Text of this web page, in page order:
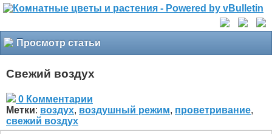
Просмотр статьи
Свежий воздух
0 Комментарии
Метки: воздух, воздушный режим, проветривание,
свежий воздух